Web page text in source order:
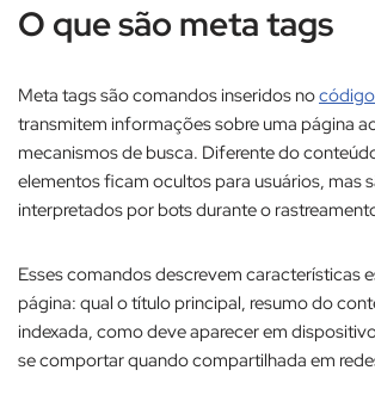
O que são meta tags
Meta tags são comandos inseridos no
transmitem informações sobre uma página
mecanismos de busca. Diferente do
elementos ficam ocultos para usuários, mas
interpretados por bots durante o
Esses comandos descrevem características
página: qual o título principal, resumo do
indexada, como deve aparecer em
se comportar quando compartilhada em